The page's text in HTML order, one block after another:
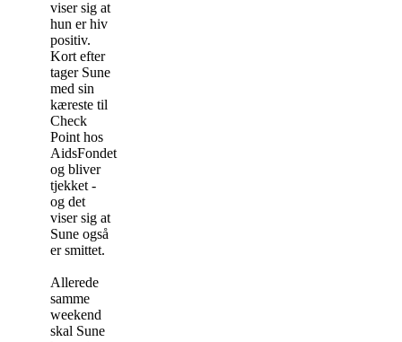
viser sig at
hun er hiv
positiv.
Kort efter
tager Sune
med sin
kæreste til
Check
Point hos
AidsFondet
og bliver
tjekket -
og det
viser sig at
Sune også
er smittet.
Allerede
samme
weekend
skal Sune